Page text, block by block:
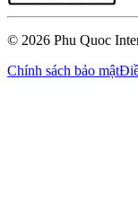
© 2026 Phu Quoc
Chính sách bảo mật